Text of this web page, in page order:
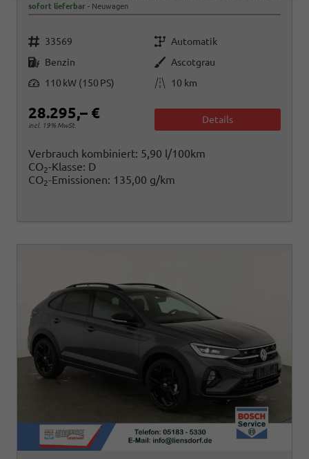
sofort lieferbar Neuwagen
Fahrzeugnr. 33569 Getriebe Automatik
Kraftstoff Benzin Außenfarbe Ascotgrau
Leistung
110 kW (150 PS) Kilometerstand 10 km
28.295,– €
incl. 19% MwSt.
Details
Verbrauch kombiniert: 5,90 l/100km
CO2-Klasse: D
CO2-Emissionen: 135,00 g/km